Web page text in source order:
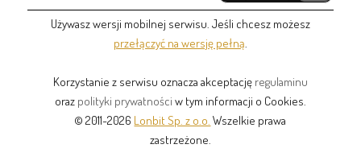
Używasz wersji mobilnej serwisu. Jeśli chcesz możesz
przełączyć na wersję pełną
Korzystanie z serwisu oznacza akceptację regulaminu
oraz polityki prywatności w tym informacji o Cookies.
© 2011-2026 Lonbit Sp. z o.o. Wszelkie prawa
zastrzeżone.